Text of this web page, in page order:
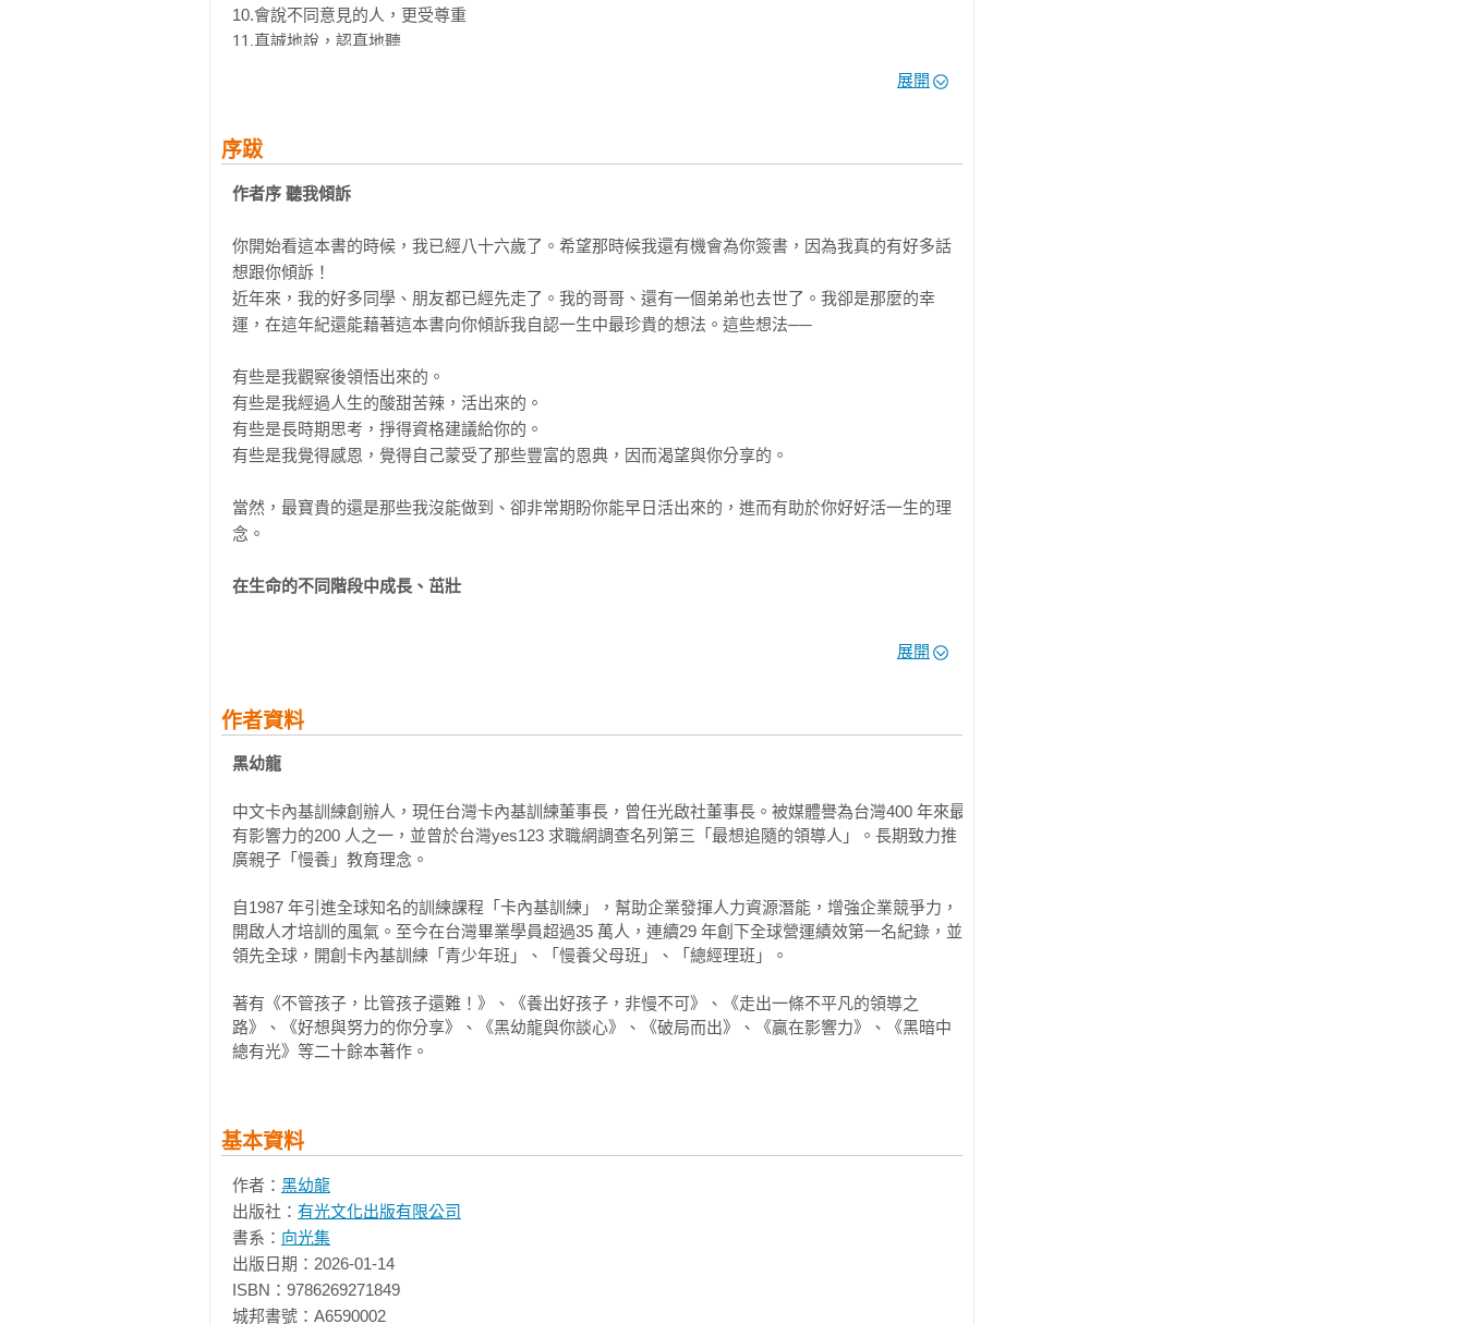
④ 終身學習擅長又熱愛的事情，夢想不被學歷所限。
⑤ 了解孩子的獨特性，學會不為成績焦慮，尊重他們的任何決定。
⑨ 給自己獨處的時間，感受有人分享時的喜悅，享受跟自己談心的美好。
⑩ 做你喜歡做的事情，就能一輩子發光。
看完書還是不知道怎麼做？別擔心！
每篇故事後附有【Plus +新亮點】：
◎ 黑老師想跟你說：送給讀者最真誠的提醒與鼓勵，陪你看見更多的可能性。
步實踐「成就更好的自己」。
這本書，如同黑幼龍老師陪在你的身邊，在人生的每個轉彎處，都能用安定的心，走更長遠的路，成
就更好的自己！
沈春華│金鐘主播
郝旭烈｜郝聲音Podcast主持人
蔡青兒｜靜思書軒營運長
10.會說不同意見的人，更受尊重
11.真誠地說，認真地聽
13.從「我」出發，「快樂」是目的地
15.別讓無效會議占滿工作日誌
16.清除記憶體，才能提高效能
17.為自己熱血一次，不要等待
18.一筆一畫，一言一語，把愛表達出來
20.成為孩子的玩伴、朋友和顧問
21.不管孩子，才是真正的教養
22.放手，是父母的必修課
23.被肯定的人，會願意變得更好
Part 3 Being Yourself
29.謝謝你一直都在
31.停止憂慮，專注當下
32.留給世界最可愛的禮物
33.每一天都值得緊緊抓住
34.你不必很偉大，但可以很善良
36.成就感，是一切的動力
後記 好好過一生
展開
序跋
作者序 聽我傾訴
你開始看這本書的時候，我已經八十六歲了。希望那時候我還有機會為你簽書，因為我真的有好多話
想跟你傾訴！
近年來，我的好多同學、朋友都已經先走了。我的哥哥、還有一個弟弟也去世了。我卻是那麼的幸
運，在這年紀還能藉著這本書向你傾訴我自認一生中最珍貴的想法。這些想法──
有些是我觀察後領悟出來的。
有些是我經過人生的酸甜苦辣，活出來的。
有些是長時期思考，掙得資格建議給你的。
有些是我覺得感恩，覺得自己蒙受了那些豐富的恩典，因而渴望與你分享的。
當然，最寶貴的還是那些我沒能做到、卻非常期盼你能早日活出來的，進而有助於你好好活一生的理
念。
在生命的不同階段中成長、茁壯
仔細想想，他的這種心情其實相當合理。十五歲時，父母最關心的真的是孩子的學業。但如果想得遠
個充滿自信與熱忱、全心投入工作的年輕人，或者應該具備哪些素養與能力，父母不是更關心嗎？三
生？
這本書的重點就是期望幫助你，如何能在生命的不同階段中成長，茁壯。學會認識自己、接受自己、
尊重自己，進而了解、包容與欣賞他人。
追求幸福人生的途徑不是憑著學識、地位、財富，甚至不是埋頭苦幹。幸福人生是建立在高品質的溝
自信、積極的態度與熱忱，是推動溝通與人際關係的動力。
幾十年前，大牌電影明星被問到演過的影片中最喜歡哪一部時，大家常會回答的是即將播映的那部新
影片。不過，我真的記得有人問克拉克．蓋博，他一生中最滿意的影片是哪一部時，他的回答一定是
《亂世佳人》(Gone With the Wind)。好坦誠！他那時演過的電影恐怕已不下七十部。在《亂世佳人》
之後他不但還演過許多部電影，《亂世佳人》甚至不是為他贏得奧斯卡金像獎最佳男主角寶座的影片
(而是一九三四年的《一夜風流》)。
我猜想，他在《亂世佳人》中的經典角色白瑞德，以及這部電影的感人情節、拍攝時的過程與壯觀背
展開
作者資料
黑幼龍
中文卡內基訓練創辦人，現任台灣卡內基訓練董事長，曾任光啟社董事長。被媒體譽為台灣400 年來最
有影響力的200 人之一，並曾於台灣yes123 求職網調查名列第三「最想追隨的領導人」。長期致力推
廣親子「慢養」教育理念。
自1987 年引進全球知名的訓練課程「卡內基訓練」，幫助企業發揮人力資源潛能，增強企業競爭力，
開啟人才培訓的風氣。至今在台灣畢業學員超過35 萬人，連續29 年創下全球營運績效第一名紀錄，並
領先全球，開創卡內基訓練「青少年班」、「慢養父母班」、「總經理班」。
著有《不管孩子，比管孩子還難！》、《養出好孩子，非慢不可》、《走出一條不平凡的領導之
路》、《好想與努力的你分享》、《黑幼龍與你談心》、《破局而出》、《贏在影響力》、《黑暗中
總有光》等二十餘本著作。
基本資料
作者： 黑幼龍
出版社： 有光文化出版有限公司
書系： 向光集
出版日期：2026-01-14
ISBN：9786269271849
城邦書號：A6590002